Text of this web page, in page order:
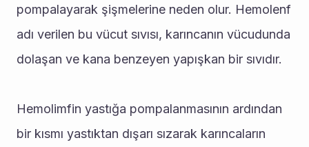
pompalayarak şişmelerine neden olur. Hemolenf
adı verilen bu vücut sıvısı, karıncanın vücudunda
dolaşan ve kana benzeyen yapışkan bir sıvıdır.
Hemolimfin yastığa pompalanmasının ardından
bir kısmı yastıktan dışarı sızarak karıncaların